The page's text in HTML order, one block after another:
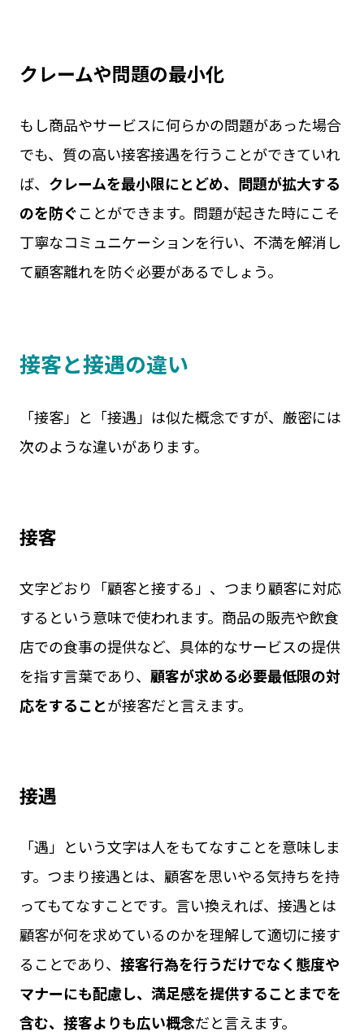
クレームや問題の最小化
もし商品やサービスに何らかの問題があった場合
でも、質の高い接客接遇を行うことができていれ
ば、 クレームを最小限にとどめ、問題が拡大する
のを防ぐことができます。問題が起きた時にこそ
丁寧なコミュニケーションを行い、不満を解消し
て顧客離れを防ぐ必要があるでしょう。
接客と接遇の違い
「接客」と「接遇」は似た概念ですが、厳密には
次のような違いがあります。
接客
文字どおり「顧客と接する」、つまり顧客に対応
するという意味で使われます。商品の販売や飲食
店での食事の提供など、具体的なサービスの提供
を指す言葉であり、 顧客が求める必要最低限の対
応をすることが接客だと言えます。
接遇
「遇」という文字は人をもてなすことを意味しま
す。つまり接遇とは、顧客を思いやる気持ちを持
ってもてなすことです。言い換えれば、接遇とは
顧客が何を求めているのかを理解して適切に接す
ることであり、 接客行為を行うだけでなく態度や
マナーにも配慮し、満足感を提供することまでを
含む、接客よりも広い概念だと言えます。